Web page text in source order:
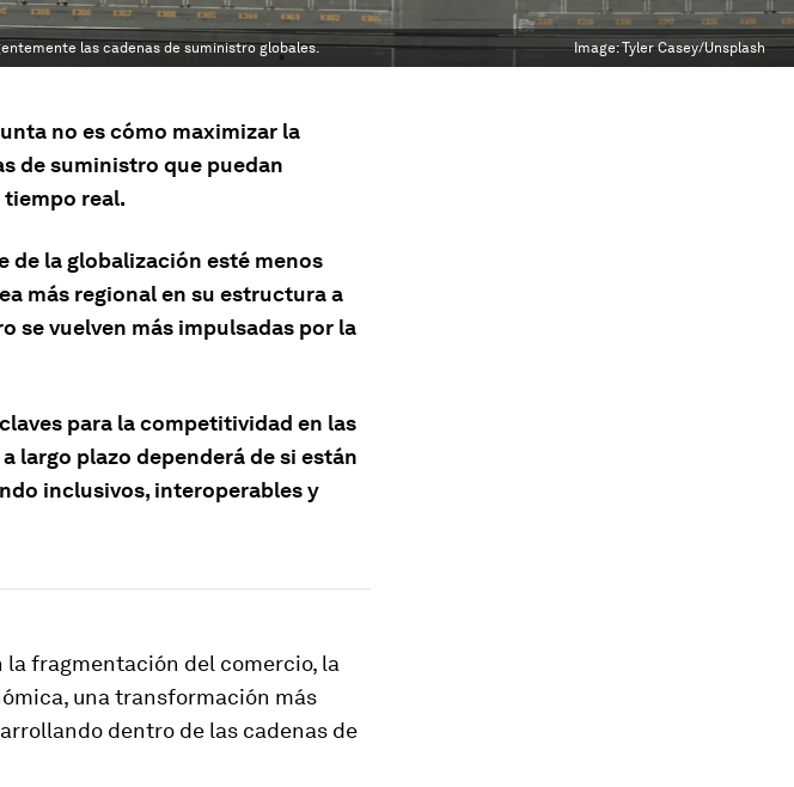
las cadenas de suministro globales. Image:Tyler Casey/Unsplash
no es cómo maximizar la
de suministro que puedan
real.
de la globalización esté menos
más regional en su estructura a
se vuelven más impulsadas por la
para la competitividad en las
largo plazo dependerá de si están
inclusivos, interoperables y
fragmentación del comercio, la
una transformación más
dentro de las cadenas de